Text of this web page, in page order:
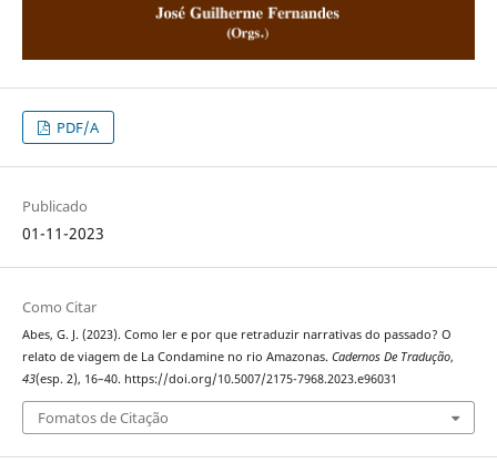
PDF/A
Publicado
01-11-2023
Como Citar
Abes, G. J. (2023). Como ler e por que retraduzir narrativas do passado? O
relato de viagem de La Condamine no rio Amazonas. Cadernos De Tradução,
43(esp. 2), 16–40. https://doi.org/10.5007/2175-7968.2023.e96031
Fomatos de Citação